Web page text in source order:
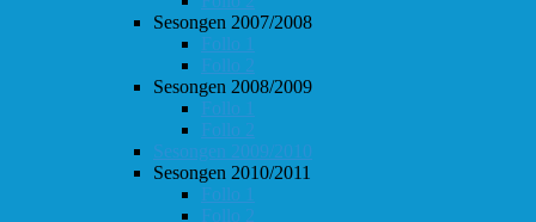
Sesongen 2007/2008
Follo 1
Follo 2
Sesongen 2008/2009
Follo 1
Follo 2
Sesongen 2009/2010
Sesongen 2010/2011
Follo 1
Follo 2